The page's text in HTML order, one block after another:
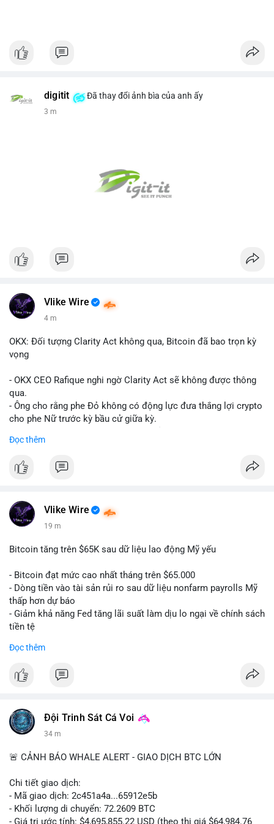
digitit Đã thay đổi ảnh bìa của anh ấy
3 m
Vlike Wire
4 m
OKX: Đối tượng Clarity Act không qua, Bitcoin đã bao trọn kỳ
vọng
- OKX CEO Rafique nghi ngờ Clarity Act sẽ không được thông
qua.
- Ông cho rằng phe Đỏ không có động lực đưa thắng lợi crypto
cho phe Nữ trước kỳ bầu cử giữa kỳ.
hỗ trợ pháp lý.
$btc
Đọc thêm
Vlike Wire
19 m
Bitcoin tăng trên $65K sau dữ liệu lao động Mỹ yếu
- Bitcoin đạt mức cao nhất tháng trên $65.000
- Dòng tiền vào tài sản rủi ro sau dữ liệu nonfarm payrolls Mỹ
thấp hơn dự báo
- Giảm khả năng Fed tăng lãi suất làm dịu lo ngại về chính sách
tiền tệ
📰 Nguồn: Cointelegraph
Đọc thêm
Đội Trinh Sát Cá Voi
34 m
🚨 CẢNH BÁO WHALE ALERT - GIAO DỊCH BTC LỚN
Chi tiết giao dịch:
- Mã giao dịch: 2c451a4a...65912e5b
- Khối lượng di chuyển: 72.2609 BTC
- Giá trị ước tính: $4,695,855.22 USD (theo thị giá $64,984.76